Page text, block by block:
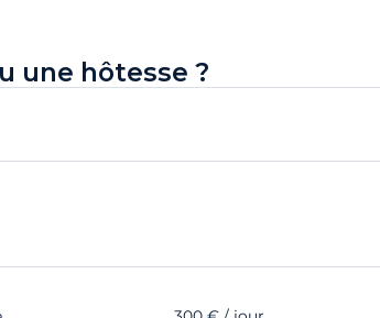
une hôtesse ?